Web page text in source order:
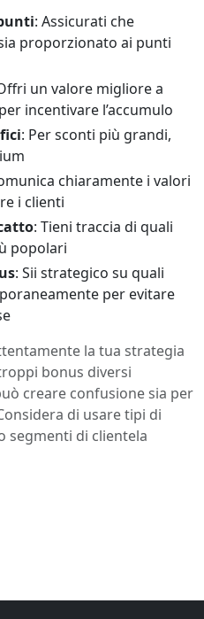
: Assicurati che
proporzionato ai punti
un valore migliore a
incentivare l’accumulo
: Per sconti più grandi,
chiaramente i valori
i clienti
: Tieni traccia di quali
popolari
: Sii strategico su quali
per evitare
la tua strategia
bonus diversi
creare confusione sia per
di usare tipi di
segmenti di clientela